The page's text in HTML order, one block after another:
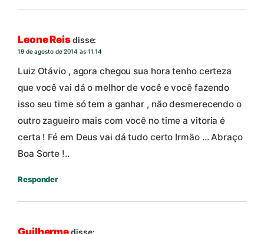
Leone Reisdisse:
19 de agosto de 2014 às 11:14
Luiz Otávio , agora chegou sua hora tenho certeza
que você vai dá o melhor de você e você fazendo
isso seu time só tem a ganhar , não desmerecendo o
outro zagueiro mais com você no time a vitoria é
certa ! Fé em Deus vai dá tudo certo Irmão … Abraço
Boa Sorte !..
Responder
Guilhermedisse: